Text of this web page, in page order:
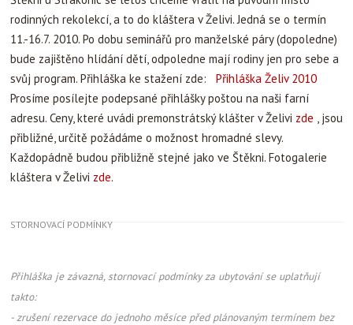
rodinných rekolekcí, a to do kláštera v Želivi. Jedná se o termín
11.-16.7. 2010. Po dobu seminářů pro manželské páry (dopoledne)
bude zajištěno hlídání dětí, odpoledne mají rodiny jen pro sebe a
svůj program. Přihláška ke stažení zde: Přihláška Želiv 2010
Prosíme posílejte podepsané přihlášky poštou na naši farní
adresu. Ceny, které uvádi premonstrátský klášter v Želivi zde , jsou
přibližné, určitě požádáme o možnost hromadné slevy.
Každopádně budou přibližně stejné jako ve Štěkni. Fotogalerie
kláštera v Želivi zde.
STORNOVACÍ PODMÍNKY
Přihláška je závazná, stornovací podmínky za ubytování se uplatňují
takto:
- zrušení rezervace do jednoho měsíce před plánovaným termínem bez